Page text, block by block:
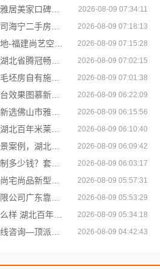
2026-08-09 07:34:11
2026-08-09 07:18:13
2026-08-09 07:15:28
2026-08-09 07:02:15
2026-08-09 07:01:38
2026-08-09 06:22:09
2026-08-09 06:15:56
2026-08-09 06:10:40
2026-08-09 06:09:42
2026-08-09 06:03:17
2026-08-09 05:57:31
2026-08-09 05:53:29
2026-08-09 05:34:18
2026-08-09 04:42:43